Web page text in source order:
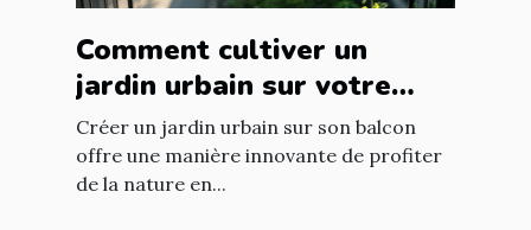
Comment cultiver un
jardin urbain sur votre
balcon
Créer un jardin urbain sur son balcon
offre une manière innovante de profiter
de la nature en...